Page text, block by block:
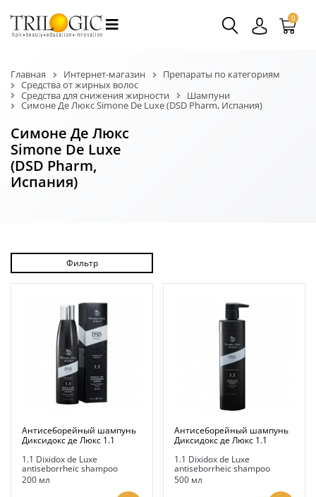
0
Главная Интернет-магазин
Препараты по категориям
Средства от жирных волос
Средства для снижения жирности
Шампуни
Симоне Де Люкс Simone De Luxe (DSD Pharm, Испания)
Симоне Де Люкс
Simone De Luxe
(DSD Pharm,
Испания)
Фильтр
Антисеборейный шампунь
Диксидокс де Люкс 1.1
1.1 Dixidox de Luxe
antiseborrheic shampoo
200 мл
Антисеборейный шампунь
Диксидокс де Люкс 1.1
1.1 Dixidox de Luxe
antiseborrheic shampoo
500 мл